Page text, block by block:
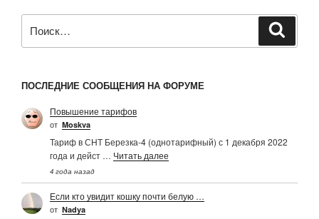
ПОСЛЕДНИЕ СООБЩЕНИЯ НА ФОРУМЕ
Повышение тарифов
от Moskva
Тариф в СНТ Березка-4 (однотарифный) с 1 декабря 2022
года и дейст … Читать далее
4 года назад
Если кто увидит кошку почти белую …
от Nadya